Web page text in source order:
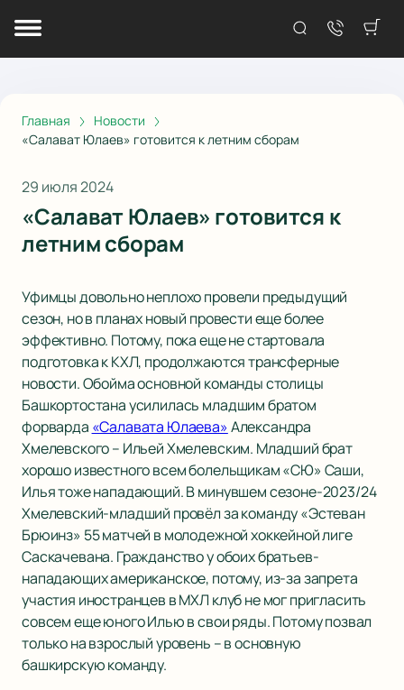
Главная
Новости
«Салават Юлаев» готовится к летним сборам
29 июля 2024
«Салават Юлаев» готовится к
летним сборам
Уфимцы довольно неплохо провели предыдущий
сезон, но в планах новый провести еще более
эффективно. Потому, пока еще не стартовала
подготовка к КХЛ, продолжаются трансферные
новости. Обойма основной команды столицы
Башкортостана усилилась младшим братом
форварда «Салавата Юлаева»Александра
Хмелевского – Ильей Хмелевским. Младший брат
хорошо известного всем болельщикам «СЮ» Саши,
Илья тоже нападающий. В минувшем сезоне-2023/24
Хмелевский-младший провёл за команду «Эстеван
Брюинз» 55 матчей в молодежной хоккейной лиге
Саскачевана. Гражданство у обоих братьев-
нападающих американское, потому, из-за запрета
участия иностранцев в МХЛ клуб не мог пригласить
совсем еще юного Илью в свои ряды. Потому позвал
только на взрослый уровень – в основную
башкирскую команду.